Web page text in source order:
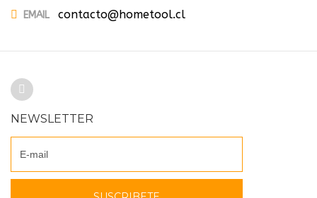
EMAIL contacto@hometool.cl
NEWSLETTER